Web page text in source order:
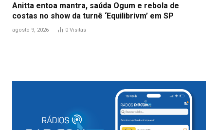
Anitta entoa mantra, saúda Ogum e rebola de
costas no show da turnê ‘Equilibrivm’ em SP
agosto 9, 2026 0 Visitas